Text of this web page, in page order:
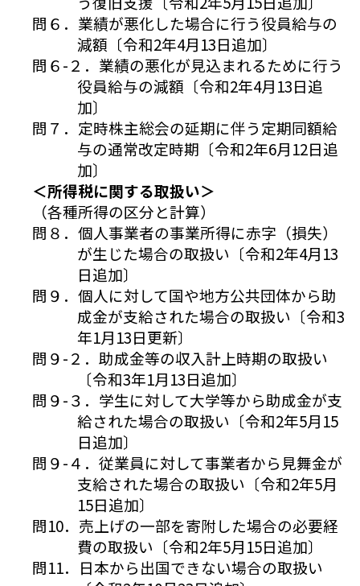
問６．業績が悪化した場合に行う役員給与の
減額〔令和2年4月13日追加〕
問６-２．業績の悪化が見込まれるために行う
役員給与の減額〔令和2年4月13日追
加〕
問７．定時株主総会の延期に伴う定期同額給
与の通常改定時期〔令和2年6月12日追
加〕
＜所得税に関する取扱い＞
（各種所得の区分と計算）
問８．個人事業者の事業所得に赤字（損失）
が生じた場合の取扱い〔令和2年4月13
日追加〕
問９．個人に対して国や地方公共団体から助
成金が支給された場合の取扱い〔令和3
年1月13日更新〕
問９-２．助成金等の収入計上時期の取扱い
〔令和3年1月13日追加〕
問９-３．学生に対して大学等から助成金が支
給された場合の取扱い〔令和2年5月15
日追加〕
問９-４．従業員に対して事業者から見舞金が
支給された場合の取扱い〔令和2年5月
15日追加〕
問10．売上げの一部を寄附した場合の必要経
費の取扱い〔令和2年5月15日追加〕
問11．日本から出国できない場合の取扱い